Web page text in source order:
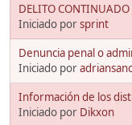
DELITO
Iniciado porsprint
Denuncia penal o
Iniciado por
Información de los
Iniciado por Dikxon